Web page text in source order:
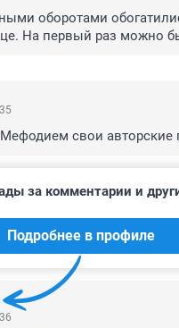
оборотами
На первый раз можно
свои авторские
своих персонажей,
за комментарии и
Подробнее в профиле